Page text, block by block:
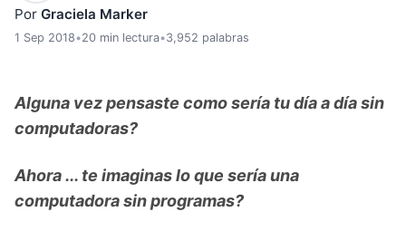
Por Graciela Marker
1 Sep 2018•20 min lectura•3,952 palabras
Alguna vez pensaste como sería tu día a día sin
computadoras?
Ahora ... te imaginas lo que sería una
computadora sin programas?